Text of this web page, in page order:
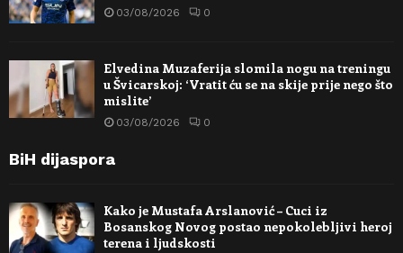
03/08/2026 0
Elvedina Muzaferija slomila nogu na treningu
u Švicarskoj: ‘Vratit ću se na skije prije nego što
mislite’
03/08/2026 0
BiH dijaspora
Kako je Mustafa Arslanović – Cuci iz
Bosanskog Novog postao nepokolebljivi heroj
terena i ljudskosti